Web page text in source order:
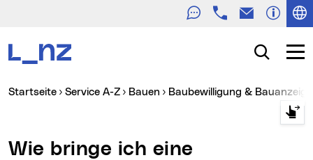
TelefonE-Mail
Suche
Sie sind hier:
Startseite Service A-Z Bauen Baubewilligung & Bauanzeige
Wie bringe ich eine